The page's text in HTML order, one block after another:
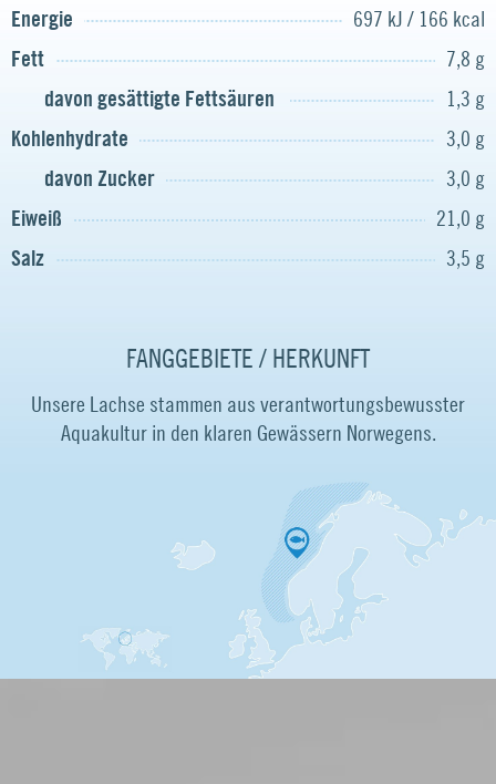
Energie
697 kJ / 166 kcal
Fett
7,8 g
davon gesättigte Fettsäuren
1,3 g
Kohlenhydrate
3,0 g
davon Zucker
3,0 g
Eiweiß
21,0 g
Salz
3,5 g
FANGGEBIETE / HERKUNFT
Unsere Lachse stammen aus verantwortungsbewusster
Aquakultur in den klaren Gewässern Norwegens.